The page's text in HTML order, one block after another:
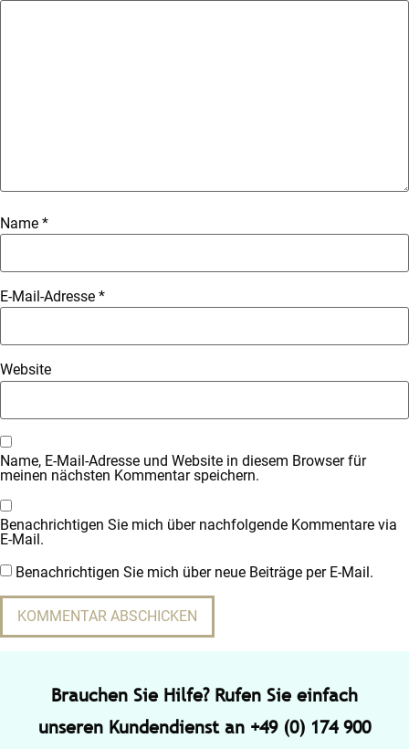
Name *
E-Mail-Adresse *
Website
Name, E-Mail-Adresse und Website in diesem Browser für
meinen nächsten Kommentar speichern.
Benachrichtigen Sie mich über nachfolgende Kommentare via
E-Mail.
Benachrichtigen Sie mich über neue Beiträge per E-Mail.
Brauchen Sie Hilfe? Rufen Sie einfach
unseren Kundendienst an +49 (0) 174 900